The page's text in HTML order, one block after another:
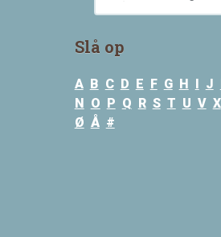
Slå op
A B C D E F G H I J
N O P Q R S T U V X
Ø Å #